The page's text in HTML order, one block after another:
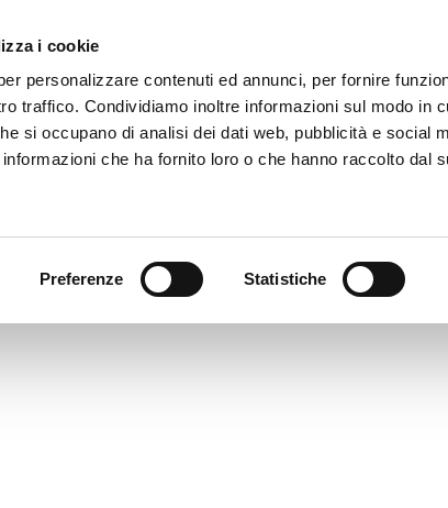
i cookie
personalizzare contenuti ed annunci, per fornire
traffico. Condividiamo inoltre informazioni sul modo in
si occupano di analisi dei dati web, pubblicità e social
che ha fornito loro o che hanno raccolto dal
Preferenze Statistiche
._EICMA+110-LOGO_SCALA3
Dimensione: 4.00 KB
Creata: 19-03-2024
Aggiornato: 19-03-2024